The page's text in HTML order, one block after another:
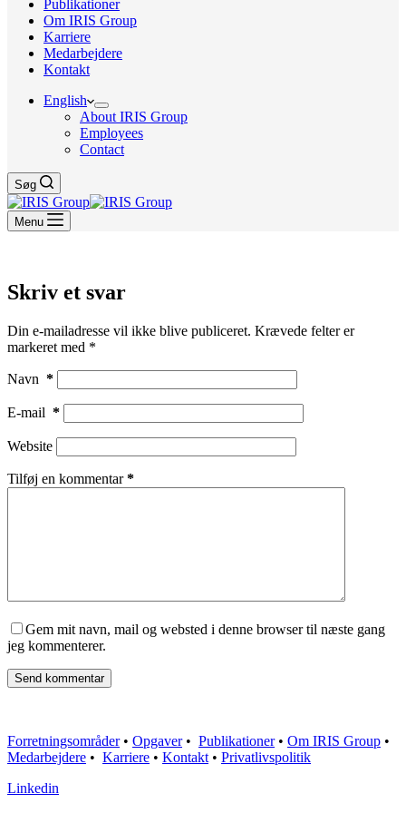
Publikationer
Om IRIS Group
Karriere
Medarbejdere
Kontakt
English
About IRIS Group
Employees
Contact
Søg
Menu
Skriv et svar
Din e-mailadresse vil ikke blive publiceret. Krævede felter er
markeret med *
Navn *
E-mail *
Website
Tilføj en kommentar*
Gem mit navn, mail og websted i denne browser til næste gang
jeg kommenterer.
Send kommentar
Forretningsområder• Opgaver• Publikationer• Om IRIS Group •
Medarbejdere • Karriere • Kontakt • Privatlivspolitik
Linkedin